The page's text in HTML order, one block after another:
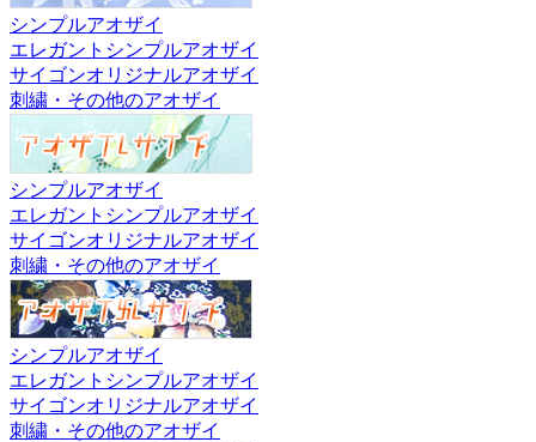
シンプルアオザイ
エレガントシンプルアオザイ
サイゴンオリジナルアオザイ
刺繍・その他のアオザイ
シンプルアオザイ
エレガントシンプルアオザイ
サイゴンオリジナルアオザイ
刺繍・その他のアオザイ
シンプルアオザイ
エレガントシンプルアオザイ
サイゴンオリジナルアオザイ
刺繍・その他のアオザイ